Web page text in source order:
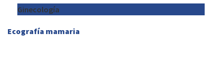
Ginecología
Ecografía mamaria